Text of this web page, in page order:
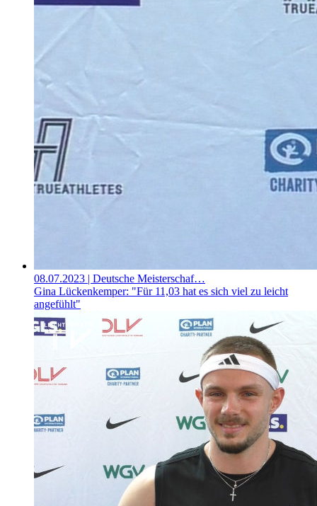
08.07.2023 | Deutsche Meisterschaf…
Gina Lückenkemper: "Für 11,03 hat es sich viel zu leicht
angefühlt"